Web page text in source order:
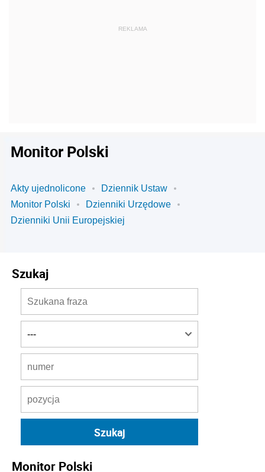
Monitor Polski
Akty ujednolicone
Dziennik Ustaw
Monitor Polski
Dzienniki Urzędowe
Dzienniki Unii Europejskiej
Szukaj
Monitor Polski